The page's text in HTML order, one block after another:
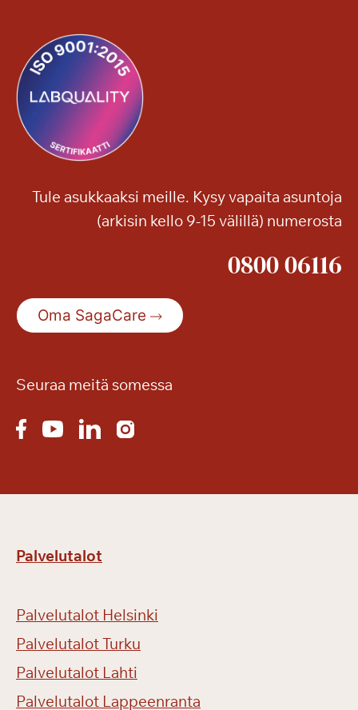
Tule asukkaaksi meille. Kysy vapaita asuntoja
(arkisin kello 9-15 välillä) numerosta
0800 06116
Oma SagaCare
Seuraa meitä somessa
Palvelutalot
Palvelutalot Helsinki
Palvelutalot Turku
Palvelutalot Lahti
Palvelutalot Lappeenranta